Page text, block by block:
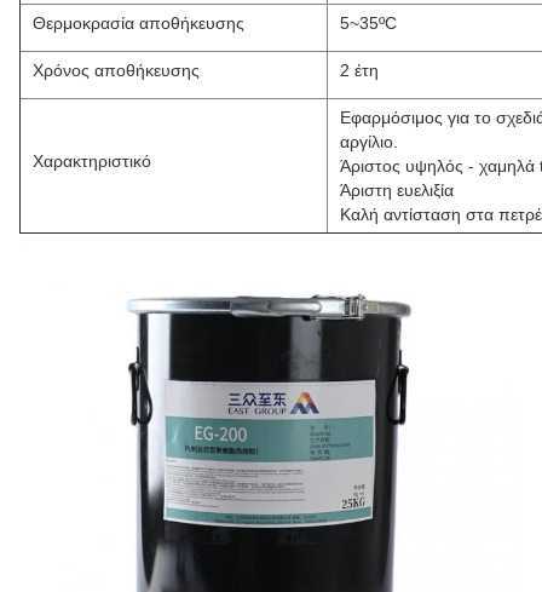
Θερμοκρασία αποθήκευσης 5~35ºC
Χρόνος αποθήκευσης 2 έτη
Χαρακτηριστικό
Εφαρμόσιμος για το
αργίλιο.
Άριστος υψηλός - χαμηλά
Άριστη ευελιξία
Καλή αντίσταση στα